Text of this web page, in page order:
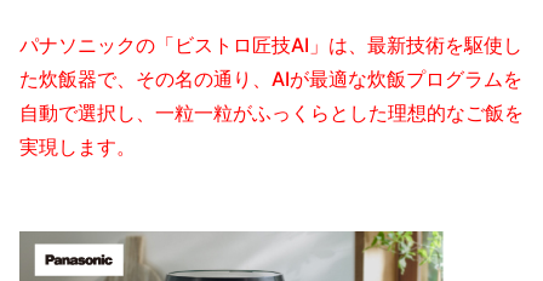
パナソニックの「ビストロ匠技AI」は、最新技術を駆使し
た炊飯器で、その名の通り、AIが最適な炊飯プログラムを
自動で選択し、一粒一粒がふっくらとした理想的なご飯を
実現します。